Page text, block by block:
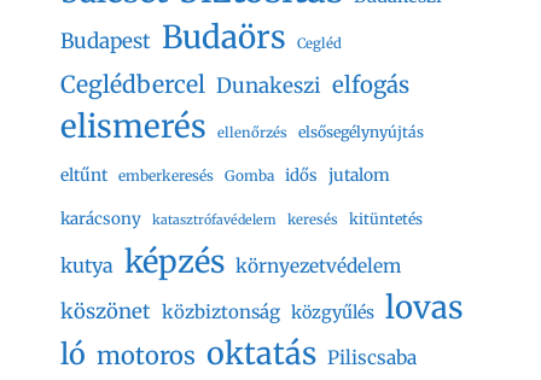
Budapest Budaörs Cegléd
Ceglédbercel Dunakeszi elfogás
elismerés ellenőrzés elsősegélynyújtás
eltűnt emberkeresés Gomba idős jutalom
karácsony katasztrófavédelem keresés kitüntetés
kutya képzés környezetvédelem
köszönet közbiztonság közgyűlés lovas
ló motoros oktatás Piliscsaba